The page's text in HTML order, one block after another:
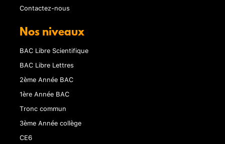
Contactez-nous
Nos niveaux
BAC Libre Scientifique
BAC Libre Lettres
2ème Année BAC
1ère Année BAC
Tronc commun
3ème Année collège
CE6